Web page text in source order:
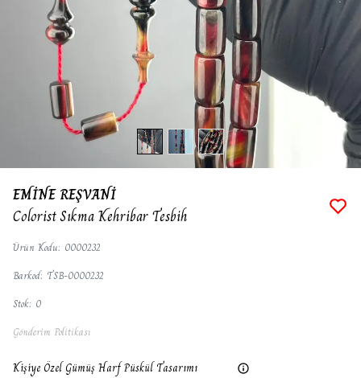
EMİNE REŞVANİ
Colorist Sıkma Kehribar Tesbih
Ürün Kodu: 0000232
Barkod: TSB-0000232
Stok: 0
Gönderim Politikası
Kişiye Özel Gümüş Harf Püskül Tasarımı